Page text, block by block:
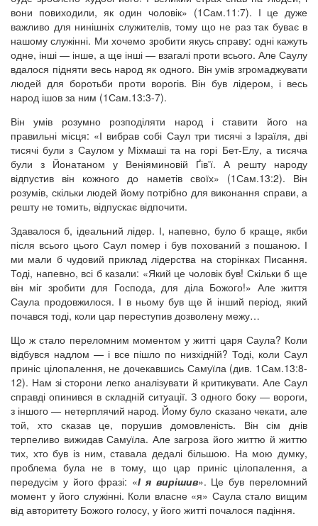
вони повиходили, як один чоловік» (1Сам.11:7). І це дуже
важливо для нинішніх служителів, тому що не раз так буває в
нашому служінні. Ми хочемо зробити якусь справу: одні кажуть
одне, інші — інше, а ще інші — взагалі проти всього. Але Саулу
вдалося підняти весь народ як одного. Він умів згромаджувати
людей для боротьби проти ворогів. Він був лідером, і весь
народ ішов за ним (1Сам.13:3-7).
Він умів розумно розподіляти народ і ставити його на
правильні місця: «І вибрав собі Саул три тисячі з Ізраїля, дві
тисячі були з Саулом у Міхмаші та на горі Бет-Елу, а тисяча
були з Йонатаном у Веніяминовій Ґів'ї. А решту народу
відпустив він кожного до наметів своїх» (1Сам.13:2). Він
розумів, скільки людей йому потрібно для виконання справи, а
решту не томить, відпускає відпочити.
Здавалося б, ідеальний лідер. І, напевно, було б краще, якби
після всього цього Саул помер і був похований з пошаною. І
ми мали б чудовий приклад лідерства на сторінках Писання.
Тоді, напевно, всі б казали: «Який це чоловік був! Скільки б ще
він міг зробити для Господа, для діла Божого!» Але життя
Саула продовжилося. І в ньому був ще й інший період, який
почався тоді, коли цар переступив дозволену межу…
Що ж стало переломним моментом у житті царя Саула? Коли
відбувся надлом — і все пішло по низхідній? Тоді, коли Саул
приніс цілопалення, не дочекавшись Самуїла (див. 1Сам.13:8-
12). Нам зі сторони легко аналізувати й критикувати. Але Саул
справді опинився в складній ситуації. З одного боку — вороги,
з іншого — нетерплячий народ. Йому було сказано чекати, але
той, хто сказав це, порушив домовленість. Він сім днів
терпеливо вижидав Самуїла. Але загроза його життю й життю
тих, хто був із ним, ставала дедалі більшою. На мою думку,
проблема була не в тому, що цар приніс цілопалення, а
передусім у його фразі: «І я вирішив». Це був переломний
момент у його служінні. Коли власне «я» Саула стало вищим
від авторитету Божого голосу, у його житті почалося падіння.